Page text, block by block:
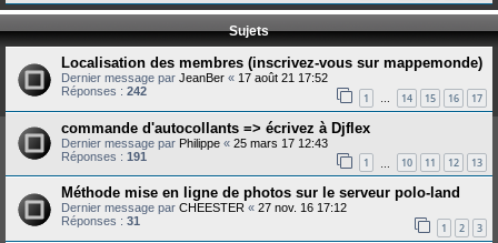
r
Sujets
Localisation des membres (inscrivez-vous sur mappemonde)
Dernier message par JeanBer « 17 août 21 17:52
Réponses : 242 1 … 14 15 16 17
commande d'autocollants => écrivez à Djflex
Dernier message par Philippe « 25 mars 17 12:43
Réponses : 191 1 10 11 12 13
Méthode mise en ligne de photos sur le serveur polo-land
Dernier message par CHEESTER « 27 nov. 16 17:12
Réponses : 31 1 2 3